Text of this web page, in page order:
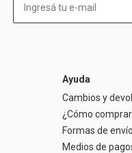
Ayuda
Cambios y
¿Cómo
Formas de envío
Medios de